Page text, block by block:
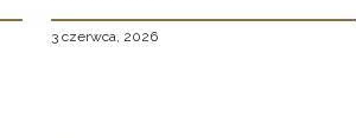
3 czerwca, 2026